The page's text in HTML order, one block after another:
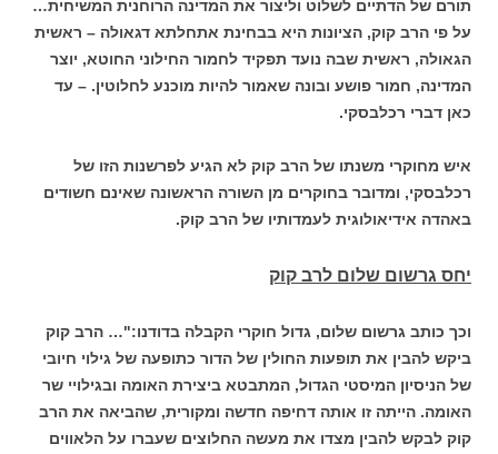
תורם של הדתיים לשלוט וליצור את המדינה הרוחנית המשיחית…
על פי הרב קוק, הציונות היא בבחינת אתחלתא דגאולה – ראשית
הגאולה, ראשית שבה נועד תפקיד לחמור החילוני החוטא, יוצר
המדינה, חמור פושע ובונה שאמור להיות מוכנע לחלוטין. – עד
כאן דברי רכלבסקי.
איש מחוקרי משנתו של הרב קוק לא הגיע לפרשנות הזו של
רכלבסקי, ומדובר בחוקרים מן השורה הראשונה שאינם חשודים
באהדה אידיאולוגית לעמדותיו של הרב קוק.
יחס גרשום שלום לרב קוק
וכך כותב גרשום שלום, גדול חוקרי הקבלה בדודנו:"… הרב קוק
ביקש להבין את תופעות החולין של הדור כתופעה של גילוי חיובי
של הניסיון המיסטי הגדול, המתבטא ביצירת האומה ובגילויי שר
האומה. הייתה זו אותה דחיפה חדשה ומקורית, שהביאה את הרב
קוק לבקש להבין מצדו את מעשה החלוצים שעברו על הלאווים